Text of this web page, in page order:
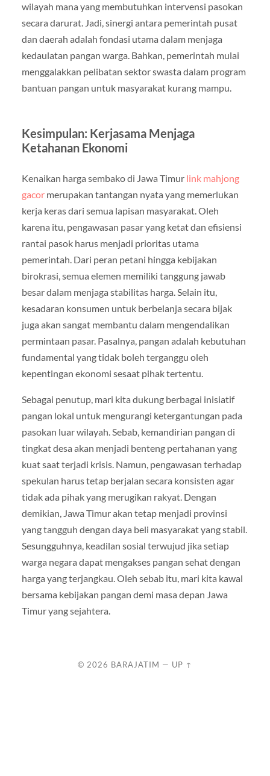
wilayah mana yang membutuhkan intervensi pasokan
secara darurat. Jadi, sinergi antara pemerintah pusat
dan daerah adalah fondasi utama dalam menjaga
kedaulatan pangan warga. Bahkan, pemerintah mulai
menggalakkan pelibatan sektor swasta dalam program
bantuan pangan untuk masyarakat kurang mampu.
Kesimpulan: Kerjasama Menjaga
Ketahanan Ekonomi
Kenaikan harga sembako di Jawa Timur link mahjong
gacormerupakan tantangan nyata yang memerlukan
kerja keras dari semua lapisan masyarakat. Oleh
karena itu, pengawasan pasar yang ketat dan efisiensi
rantai pasok harus menjadi prioritas utama
pemerintah. Dari peran petani hingga kebijakan
birokrasi, semua elemen memiliki tanggung jawab
besar dalam menjaga stabilitas harga. Selain itu,
kesadaran konsumen untuk berbelanja secara bijak
juga akan sangat membantu dalam mengendalikan
permintaan pasar. Pasalnya, pangan adalah kebutuhan
fundamental yang tidak boleh terganggu oleh
kepentingan ekonomi sesaat pihak tertentu.
Sebagai penutup, mari kita dukung berbagai inisiatif
pangan lokal untuk mengurangi ketergantungan pada
pasokan luar wilayah. Sebab, kemandirian pangan di
tingkat desa akan menjadi benteng pertahanan yang
kuat saat terjadi krisis. Namun, pengawasan terhadap
spekulan harus tetap berjalan secara konsisten agar
tidak ada pihak yang merugikan rakyat. Dengan
demikian, Jawa Timur akan tetap menjadi provinsi
yang tangguh dengan daya beli masyarakat yang stabil.
Sesungguhnya, keadilan sosial terwujud jika setiap
warga negara dapat mengakses pangan sehat dengan
harga yang terjangkau. Oleh sebab itu, mari kita kawal
bersama kebijakan pangan demi masa depan Jawa
Timur yang sejahtera.
© 2026 BARAJATIM — UP ↑